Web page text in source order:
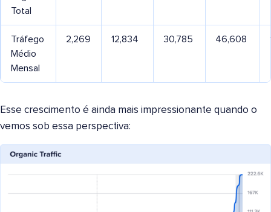
Total
Tráfego
Médio
Mensal
2,269 12,834 30,785 46,608
Esse crescimento é ainda mais impressionante quando o
vemos sob essa perspectiva: